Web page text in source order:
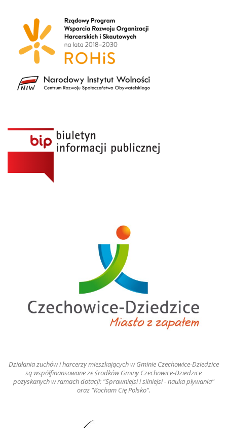
Działania zuchów i harcerzy mieszkających w Gminie Czechowice-Dziedzice
są współfinansowane ze środków Gminy Czechowice-Dziedzice
pozyskanych w ramach dotacji: "Sprawniejsi i silniejsi - nauka pływania"
oraz "Kocham Cię Polsko".